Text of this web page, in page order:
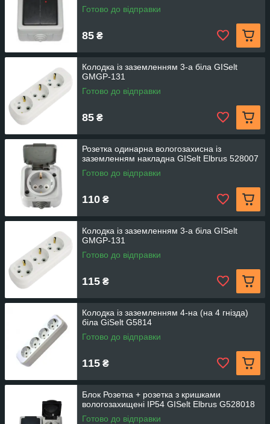
Готово до відправки
85 ₴
Колодка із заземленням 3-а біла GISelt
GMGP-131
Готово до відправки
85 ₴
Розетка одинарна вологозахиcна із
заземленням накладна GISelt Elbrus 528007
Готово до відправки
110 ₴
Колодка із заземленням 3-а біла GISelt
GMGP-131
Готово до відправки
115 ₴
Колодка із заземленням 4-на (на 4 гнізда)
біла GіSelt G5814
Готово до відправки
115 ₴
Блок Розетка + розетка з кришками
вологозахищені IP54 GISelt Elbrus G528018
Готово до відправки